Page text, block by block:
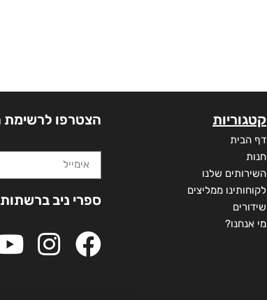
קטגוריות
דף הבית
חנות
השירותים שלנו
לקוחותינו ממליצים
שידורים
מי אנחנו?
הצטרפו
ספרי ניב